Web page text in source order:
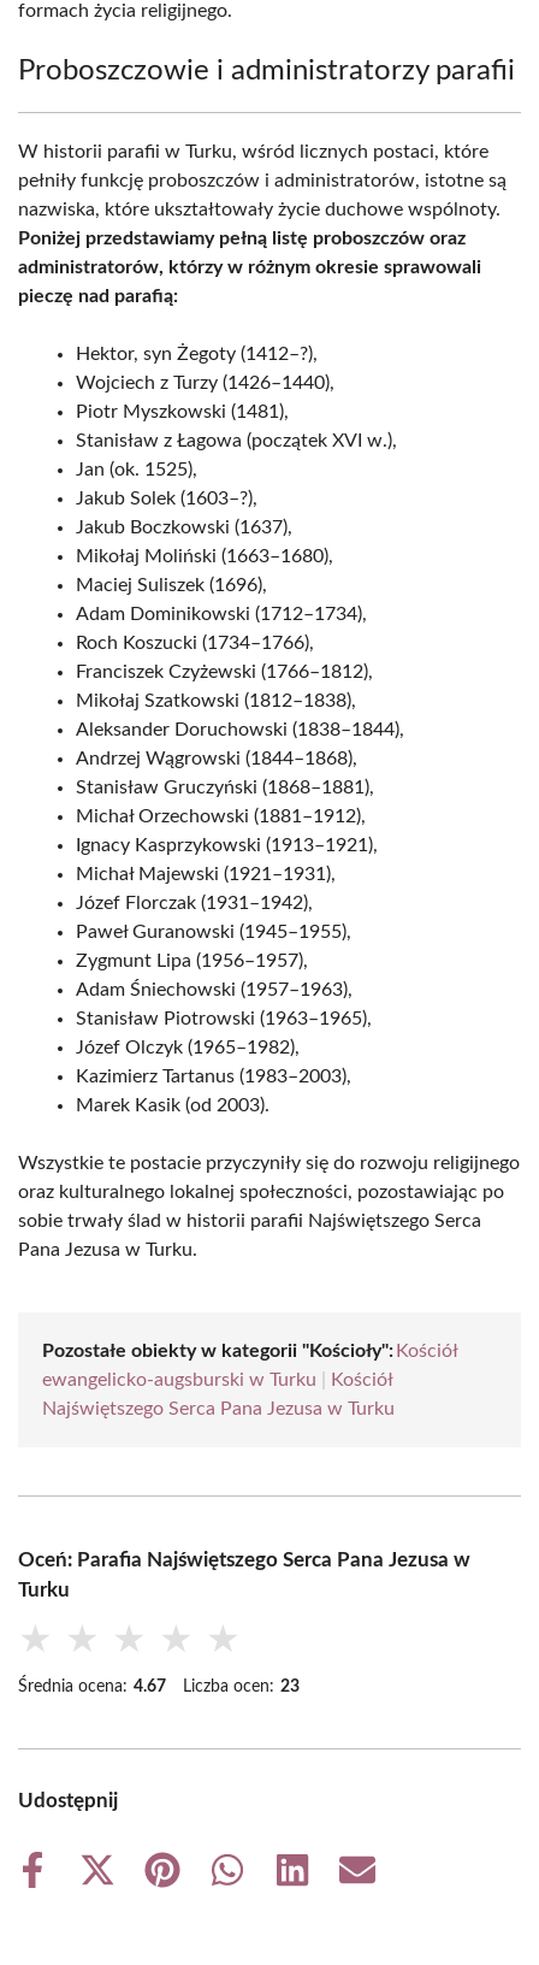
formach życia religijnego.
Proboszczowie i administratorzy parafii
W historii parafii w Turku, wśród licznych postaci, które
pełniły funkcję proboszczów i administratorów, istotne są
nazwiska, które ukształtowały życie duchowe wspólnoty.
Poniżej przedstawiamy pełną listę proboszczów oraz
administratorów, którzy w różnym okresie sprawowali
pieczę nad parafią:
Hektor, syn Żegoty (1412–?),
Wojciech z Turzy (1426–1440),
Piotr Myszkowski (1481),
Stanisław z Łagowa (początek XVI w.),
Jan (ok. 1525),
Jakub Solek (1603–?),
Jakub Boczkowski (1637),
Mikołaj Moliński (1663–1680),
Maciej Suliszek (1696),
Adam Dominikowski (1712–1734),
Roch Koszucki (1734–1766),
Franciszek Czyżewski (1766–1812),
Mikołaj Szatkowski (1812–1838),
Aleksander Doruchowski (1838–1844),
Andrzej Wągrowski (1844–1868),
Stanisław Gruczyński (1868–1881),
Michał Orzechowski (1881–1912),
Ignacy Kasprzykowski (1913–1921),
Michał Majewski (1921–1931),
Józef Florczak (1931–1942),
Paweł Guranowski (1945–1955),
Zygmunt Lipa (1956–1957),
Adam Śniechowski (1957–1963),
Stanisław Piotrowski (1963–1965),
Józef Olczyk (1965–1982),
Kazimierz Tartanus (1983–2003),
Marek Kasik (od 2003).
Wszystkie te postacie przyczyniły się do rozwoju religijnego
oraz kulturalnego lokalnej społeczności, pozostawiając po
sobie trwały ślad w historii parafii Najświętszego Serca
Pana Jezusa w Turku.
Pozostałe obiekty w kategorii "Kościoły": Kościół
ewangelicko-augsburski w Turku
Kościół
Najświętszego Serca Pana Jezusa w Turku
Oceń: Parafia Najświętszego Serca Pana Jezusa w
Turku
★ ★ ★ ★ ★
Średnia ocena: 4.67 Liczba ocen: 23
Udostępnij
Share
Share
Share
Share
Share
Share